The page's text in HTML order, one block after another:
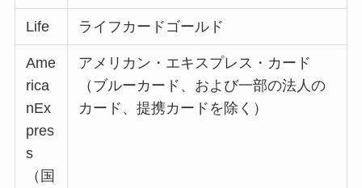
Life ライフカードゴールド
Ame
rica
nEx
pres
s
（国
アメリカン・エキスプレス・カード
（ブルーカード、および一部の法人の
カード、提携カードを除く）